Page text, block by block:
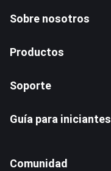
Sobre nosotros
Productos
Soporte
Guía para iniciantes
Comunidad